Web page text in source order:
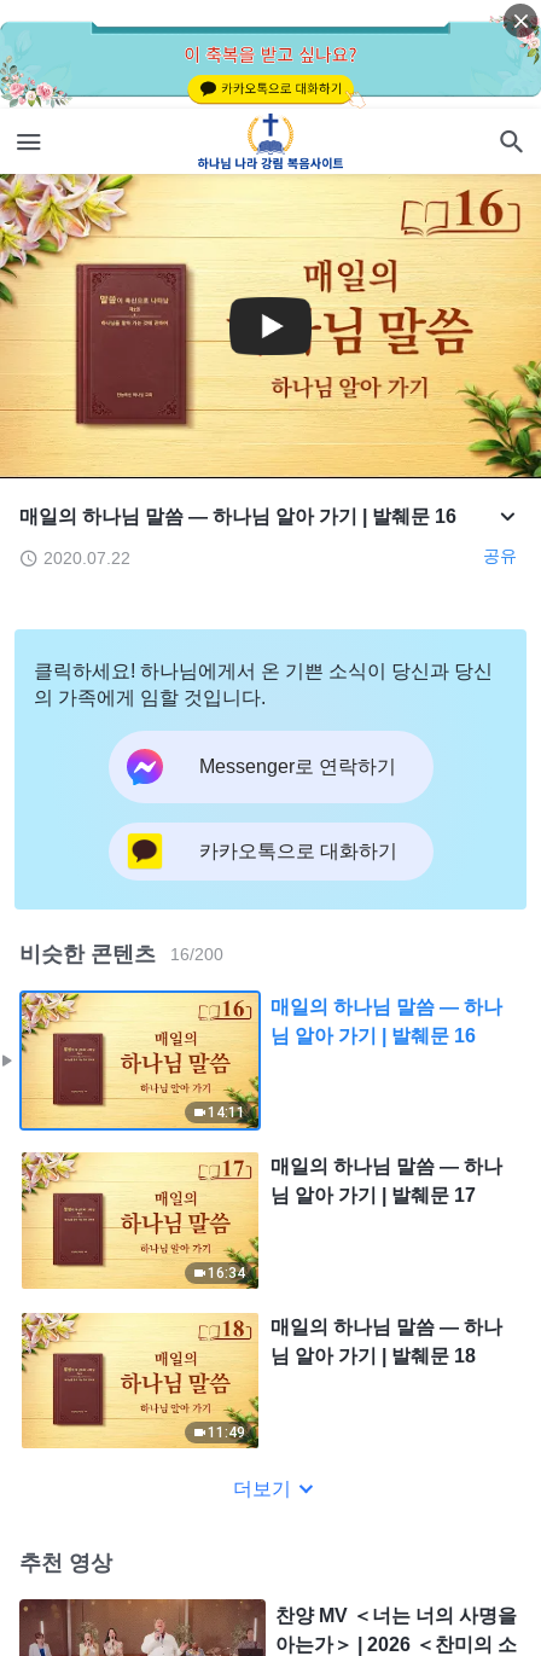
매일의 하나님 말씀 ― 하나님 알아 가기 | 발췌문 16
2020.07.22 공유
클릭하세요! 하나님에게서 온 기쁜 소식이 당신과 당신
의 가족에게 임할 것입니다.
Messenger로 연락하기
카카오톡으로 대화하기
비슷한 콘텐츠 16/200
14:11
매일의 하나님 말씀 ― 하나
님 알아 가기 | 발췌문 16
16:34
매일의 하나님 말씀 ― 하나
님 알아 가기 | 발췌문 17
11:49
매일의 하나님 말씀 ― 하나
님 알아 가기 | 발췌문 18
더보기
추천 영상
찬양 MV ＜너는 너의 사명을
아는가＞ | 2026 ＜찬미의 소